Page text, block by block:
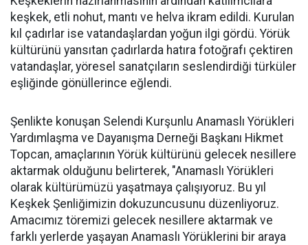
keşkek, etli nohut, mantı ve helva ikram edildi. Kurulan
kıl çadırlar ise vatandaşlardan yoğun ilgi gördü. Yörük
kültürünü yansıtan çadırlarda hatıra fotoğrafı çektiren
vatandaşlar, yöresel sanatçıların seslendirdiği türküler
eşliğinde gönüllerince eğlendi.
Şenlikte konuşan Selendi Kurşunlu Anamaslı Yörükleri
Yardımlaşma ve Dayanışma Derneği Başkanı Hikmet
Topcan, amaçlarının Yörük kültürünü gelecek nesillere
aktarmak olduğunu belirterek, "Anamaslı Yörükleri
olarak kültürümüzü yaşatmaya çalışıyoruz. Bu yıl
Keşkek Şenliğimizin dokuzuncusunu düzenliyoruz.
Amacımız töremizi gelecek nesillere aktarmak ve
farklı yerlerde yaşayan Anamaslı Yörüklerini bir araya